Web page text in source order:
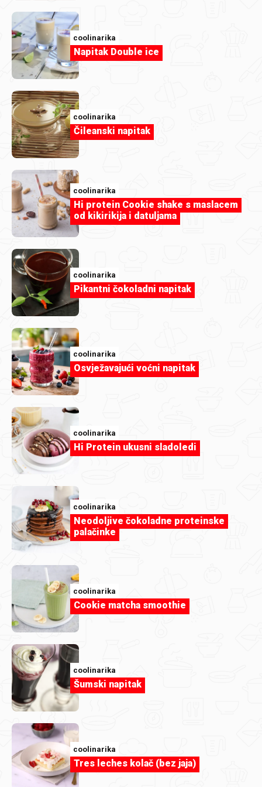
Članak
Jednom pečeš, tri dana jedeš: evo kako
iskoristiti povrće u više obroka
Članak
Znaš li koji umak spašava suhi burger,
običnu tortilju I dosadan hot dog?
Članak
Rajčica svaki dan: što radi tvom tijelu i
što kad nestane svježe?
coolinarika
Napitak Double ice
coolinarika
Čileanski napitak
coolinarika
Hi protein Cookie shake s maslacem
od kikirikija i datuljama
coolinarika
Pikantni čokoladni napitak
coolinarika
Osvježavajući voćni napitak
coolinarika
Hi Protein ukusni sladoledi
coolinarika
Neodoljive čokoladne proteinske
palačinke
coolinarika
Cookie matcha smoothie
coolinarika
Šumski napitak
coolinarika
Tres leches kolač (bez jaja)